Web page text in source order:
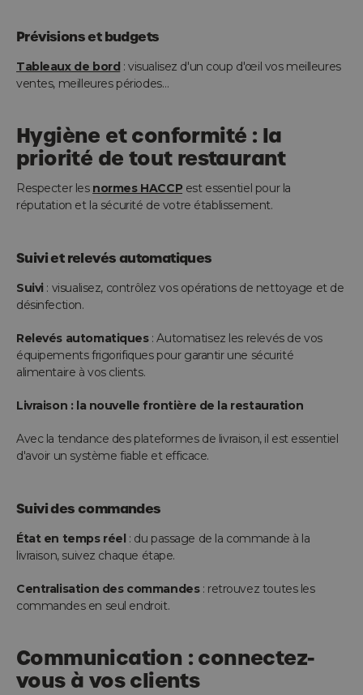
Prévisions et budgets
Tableaux de bord: visualisez d'un coup d'œil vos meilleures
ventes, meilleures périodes…
Hygiène et conformité : la
priorité de tout restaurant
Respecter les normes HACCP est essentiel pour la
réputation et la sécurité de votre établissement.
Suivi et relevés automatiques
Suivi: visualisez, contrôlez vos opérations de nettoyage et de
désinfection.
Relevés automatiques: Automatisez les relevés de vos
équipements frigorifiques pour garantir une sécurité
alimentaire à vos clients.
Livraison : la nouvelle frontière de la restauration
Avec la tendance des plateformes de livraison, il est essentiel
d'avoir un système fiable et efficace.
Suivi des commandes
État en temps réel: du passage de la commande à la
livraison, suivez chaque étape.
Centralisation des commandes: retrouvez toutes les
commandes en seul endroit.
Communication : connectez-
vous à vos clients